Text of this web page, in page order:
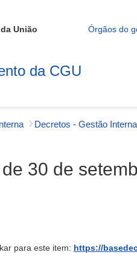
União Órgãos do
da CGU
Decretos - Gestão Interna
30 de
para este item: https://